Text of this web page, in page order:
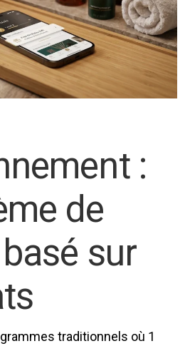
:
de
sur
traditionnels où 1